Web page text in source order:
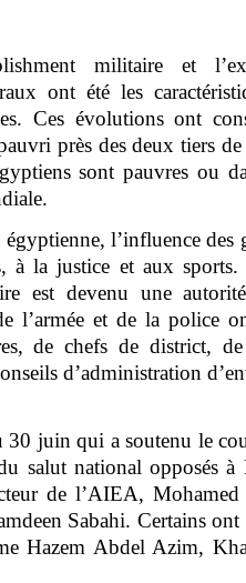
militaire et
ont été les
Ces évolutions ont
près des deux tiers
sont pauvres ou
l’influence des
à la justice et aux sports.
est devenu une
l’armée et de la police
de chefs de district, de
d’administration
juin qui a soutenu le
salut national opposés
de l’AIEA,
Sabahi. Certains
Hazem Abdel Azim,